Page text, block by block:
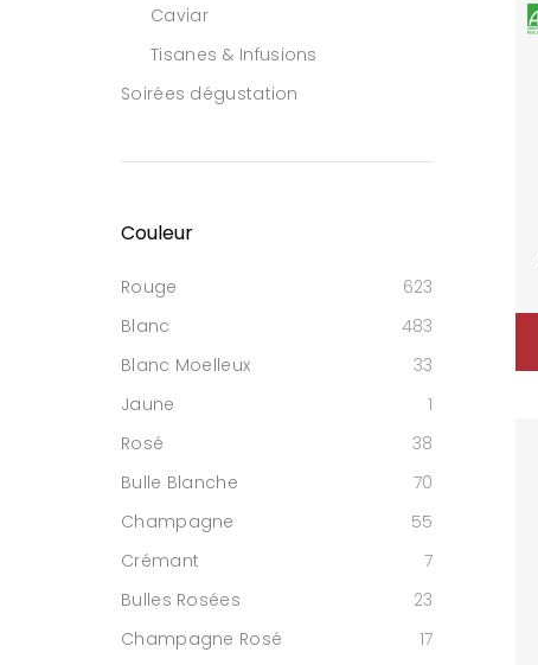
Caviar
Tisanes & Infusions
Soirées dégustation
Couleur
Rouge
623
Blanc
483
Blanc Moelleux
33
Jaune
1
Rosé
38
Bulle Blanche
70
Champagne
55
Crémant
7
Bulles Rosées
23
Champagne Rosé
17